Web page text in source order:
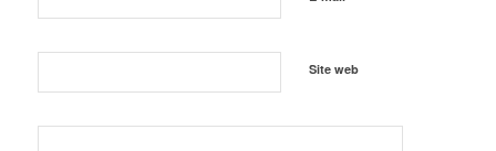
Site web